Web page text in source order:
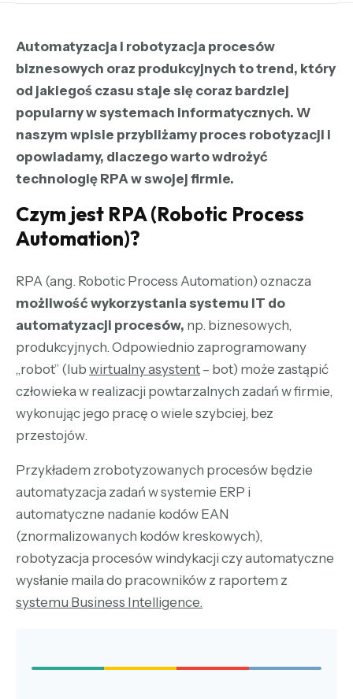
Automatyzacja i robotyzacja procesów
biznesowych oraz produkcyjnych to trend, który
od jakiegoś czasu staje się coraz bardziej
popularny w systemach informatycznych. W
naszym wpisie przybliżamy proces robotyzacji i
opowiadamy, dlaczego warto wdrożyć
technologię RPA w swojej firmie.
Czym jest RPA (Robotic Process
Automation)?
RPA (ang. Robotic Process Automation) oznacza
możliwość wykorzystania systemu IT do
automatyzacji procesów, np. biznesowych,
produkcyjnych. Odpowiednio zaprogramowany
„robot” (lub wirtualny asystent – bot) może zastąpić
człowieka w realizacji powtarzalnych zadań w firmie,
wykonując jego pracę o wiele szybciej, bez
przestojów.
Przykładem zrobotyzowanych procesów będzie
automatyzacja zadań w systemie ERP i
automatyczne nadanie kodów EAN
(znormalizowanych kodów kreskowych),
robotyzacja procesów windykacji czy automatyczne
wysłanie maila do pracowników z raportem z
systemu Business Intelligence.